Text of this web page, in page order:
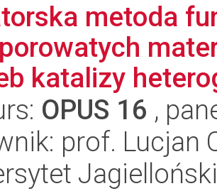
metoda
katalizy
OPUS 16 ,
prof. Lucjan